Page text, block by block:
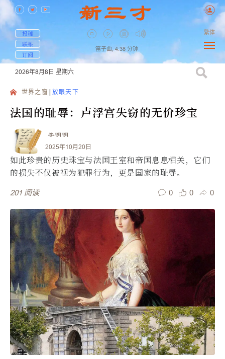
投稿
联系
订阅
笛子曲, 4:38 分钟
繁体
2026年8月8日 星期六
世界之窗 放眼天下
法国的耻辱：卢浮宫失窃的无价珍宝
李明明
2025年10月20日
如此珍贵的历史珠宝与法国王室和帝国息息相关，它们
的损失不仅被视为犯罪行为，更是国家的耻辱。
201 阅读 0 0 0